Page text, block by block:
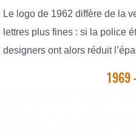
Le logo de 1962 diffère de la
lettres plus fines : si la police
designers ont alors réduit
1969